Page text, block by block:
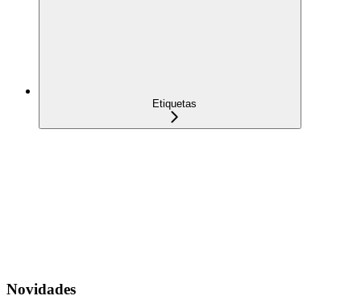
Etiquetas
Novidades